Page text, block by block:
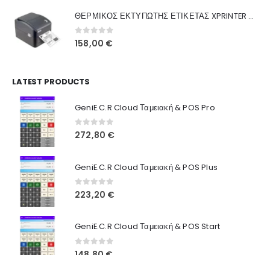
160,00 €. είναι:
ΘΕΡΜΙΚΟΣ ΕΚΤΥΠΩΤΗΣ ΕΤΙΚΕΤΑΣ XPRINTER XP-420B
0out of 5
158,00 €
LATEST PRODUCTS
GeniE.C.R Cloud Ταμειακή & POS Pro
0out of 5
272,80 €
GeniE.C.R Cloud Ταμειακή & POS Plus
0out of 5
223,20 €
GeniE.C.R Cloud Ταμειακή & POS Start
0out of 5
Γιατί Εμάς
Blog
Όροι Χρήσης
Τρόποι Αγοράς
Τρόποι Πληρωμής
Τρόποι Αποστολής
Ασφάλεια Πληρωμών